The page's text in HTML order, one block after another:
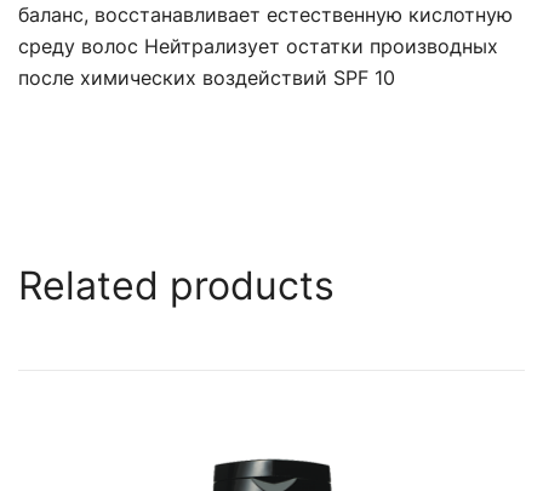
баланс, восстанавливает естественную кислотную
среду волос Нейтрализует остатки производных
после химических воздействий SPF 10
Related products